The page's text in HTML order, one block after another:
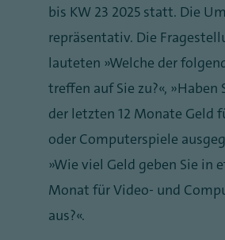
bis KW 23 2025 statt. Die
repräsentativ. Die
lauteten „Welche der
treffen auf Sie zu?“, „Haben
der letzten 12 Monate Geld
oder Computerspiele
„Wie viel Geld geben Sie in
Monat für Video- und
aus?“.